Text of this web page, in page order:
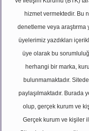
hizmet vermektedir. Bu
denetleme veya araştırma
üyelerimiz yazdıkları
üye olarak bu
herhangi bir marka,
bulunmamaktadır.
paylaşılmaktadır. Burada
olup, gerçek kurum ve
Gerçek kurum ve kişiler